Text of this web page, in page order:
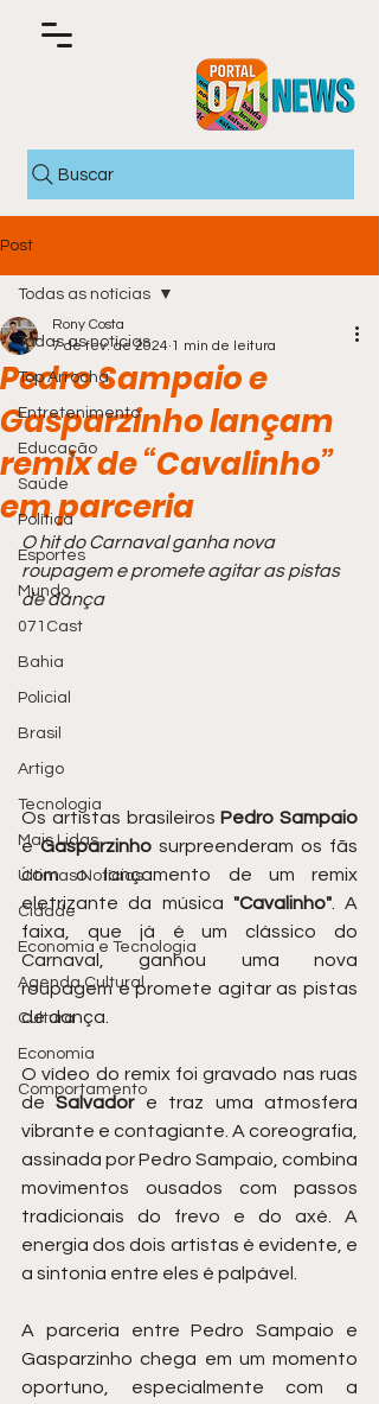
Buscar
Post
Todas as notícias
Top Arrocha
Entretenimento
Educação
Saúde
Política
Esportes
Mundo
071Cast
Bahia
Policial
Brasil
Artigo
Tecnologia
Mais Lidas
Últimas Notícias
Cidade
Economia e Tecnologia
Agenda Cultural
Cultura
Economia
Comportamento
Todas as notícias
Pedro Sampaio e
Gasparzinho lançam
remix de “Cavalinho”
em parceria
Rony Costa
7 de fev. de 2024 1 min de leitura
O hit do Carnaval ganha nova
roupagem e promete agitar as pistas
de dança
Os artistas brasileiros Pedro Sampaio
e Gasparzinho surpreenderam os fãs
com o lançamento de um remix
eletrizante da música "Cavalinho". A
faixa, que já é um clássico do
Carnaval, ganhou uma nova
roupagem e promete agitar as pistas
de dança.
O vídeo do remix foi gravado nas ruas
de Salvador e traz uma atmosfera
vibrante e contagiante. A coreografia,
assinada por Pedro Sampaio, combina
movimentos ousados com passos
tradicionais do frevo e do axé. A
energia dos dois artistas é evidente, e
a sintonia entre eles é palpável.
A parceria entre Pedro Sampaio e
Gasparzinho chega em um momento
oportuno, especialmente com a